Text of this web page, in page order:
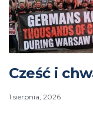
Cześć i
1 sierpnia, 2026